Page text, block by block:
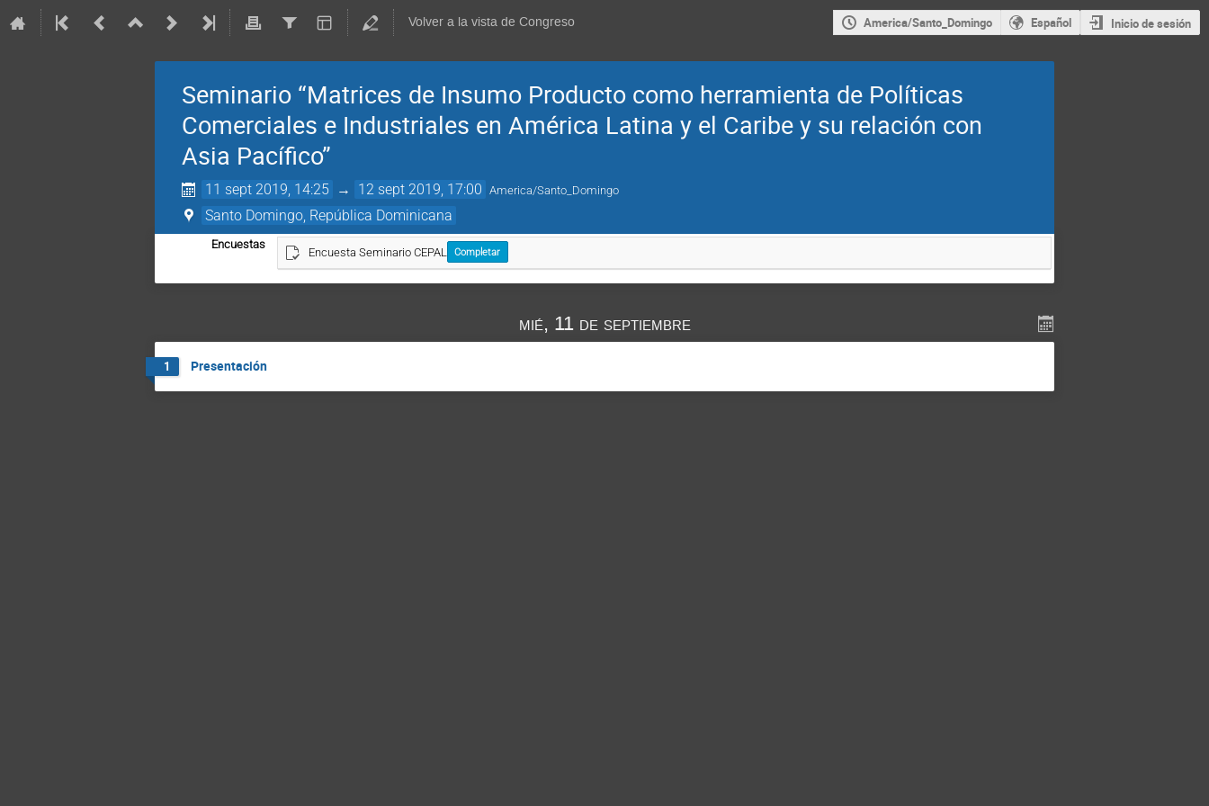
Volver a la vista de Congreso America/Santo_Domingo Español Inicio de sesión
Seminario “Matrices de Insumo Producto como herramienta de Políticas
Comerciales e Industriales en América Latina y el Caribe y su relación con
Asia Pacífico”
11 sept 2019, 14:25 → 12 sept 2019, 17:00 America/Santo_Domingo
Santo Domingo, República Dominicana
Encuestas
Encuesta Seminario CEPAL Completar
mié, 11 de septiembre
1 Presentación